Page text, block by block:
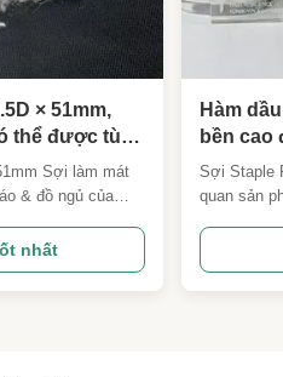
× 51mm,
thể được tùy
ẩm Wicking
Sợi làm mát
& đồ ngủ của
cao được phát
chất tự nhiên
khí cao và sự
nhất
Hàm
bền cao
100%
Sợi Staple
quan sản
nhất quán
chất này